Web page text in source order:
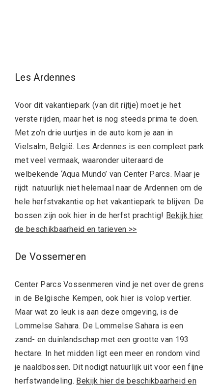
Les Ardennes
Voor dit vakantiepark (van dit rijtje) moet je het
verste rijden, maar het is nog steeds prima te doen.
Met zo’n drie uurtjes in de auto kom je aan in
Vielsalm, België. Les Ardennes is een compleet park
met veel vermaak, waaronder uiteraard de
welbekende ‘Aqua Mundo’ van Center Parcs. Maar je
rijdt natuurlijk niet helemaal naar de Ardennen om de
hele herfstvakantie op het vakantiepark te blijven. De
bossen zijn ook hier in de herfst prachtig! Bekijk hier
de beschikbaarheid en tarieven >>
De Vossemeren
Center Parcs Vossenmeren vind je net over de grens
in de Belgische Kempen, ook hier is volop vertier.
Maar wat zo leuk is aan deze omgeving, is de
Lommelse Sahara. De Lommelse Sahara is een
zand- en duinlandschap met een grootte van 193
hectare. In het midden ligt een meer en rondom vind
je naaldbossen. Dit nodigt natuurlijk uit voor een fijne
herfstwandeling. Bekijk hier de beschikbaarheid en